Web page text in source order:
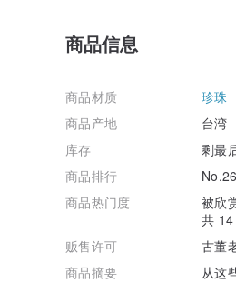
商品信息
商品材质
珍珠
商品产地
台湾
库存
剩最
商品排行
商品热门度
被欣
共
贩售许可
古董
商品摘要
从这